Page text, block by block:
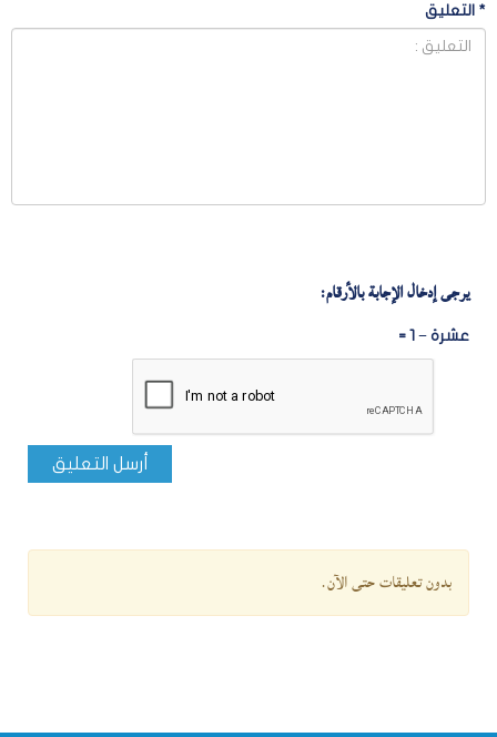
* التعليق
يرجى إدخال الإجابة بالأرقام:
عشرة − 1 =
أرسل التعليق
بدون تعليقات حتى الآن.